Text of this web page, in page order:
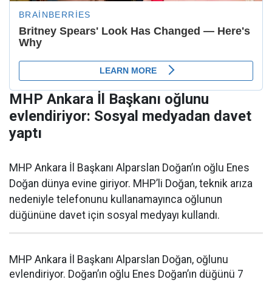
MHP Ankara İl Başkanı oğlunu
evlendiriyor: Sosyal medyadan davet
yaptı
MHP Ankara İl Başkanı Alparslan Doğan’ın oğlu Enes
Doğan dünya evine giriyor. MHP’li Doğan, teknik arıza
nedeniyle telefonunu kullanamayınca oğlunun
düğününe davet için sosyal medyayı kullandı.
MHP Ankara İl Başkanı Alparslan Doğan, oğlunu
evlendiriyor. Doğan’ın oğlu Enes Doğan’ın düğünü 7